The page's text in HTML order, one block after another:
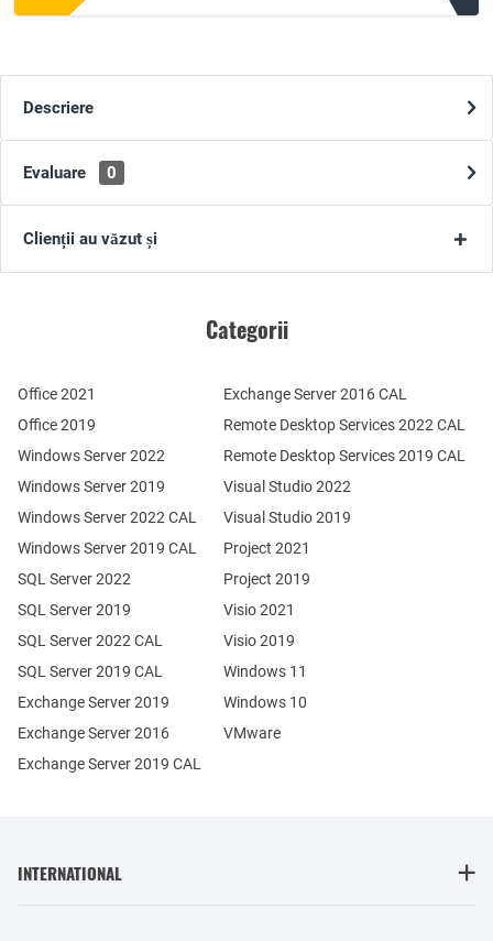
Descriere
Evaluare 0
Clienții au văzut și
Categorii
Office 2021
Office 2019
Windows Server 2022
Windows Server 2019
Exchange Server 2019
Exchange Server 2016
SQL Server 2022
SQL Server 2019
Windows Server 2022 CAL
Windows Server 2019 CAL
SQL Server 2022 CAL
SQL Server 2019 CAL
Remote Desktop Services 2022 CAL
Remote Desktop Services 2019 CAL
Exchange Server 2019 CAL
Exchange Server 2016 CAL
Visual Studio 2022
Visual Studio 2019
Project 2021
Project 2019
Visio 2021
Visio 2019
Windows 11
Windows 10
VMware
INTERNATIONAL